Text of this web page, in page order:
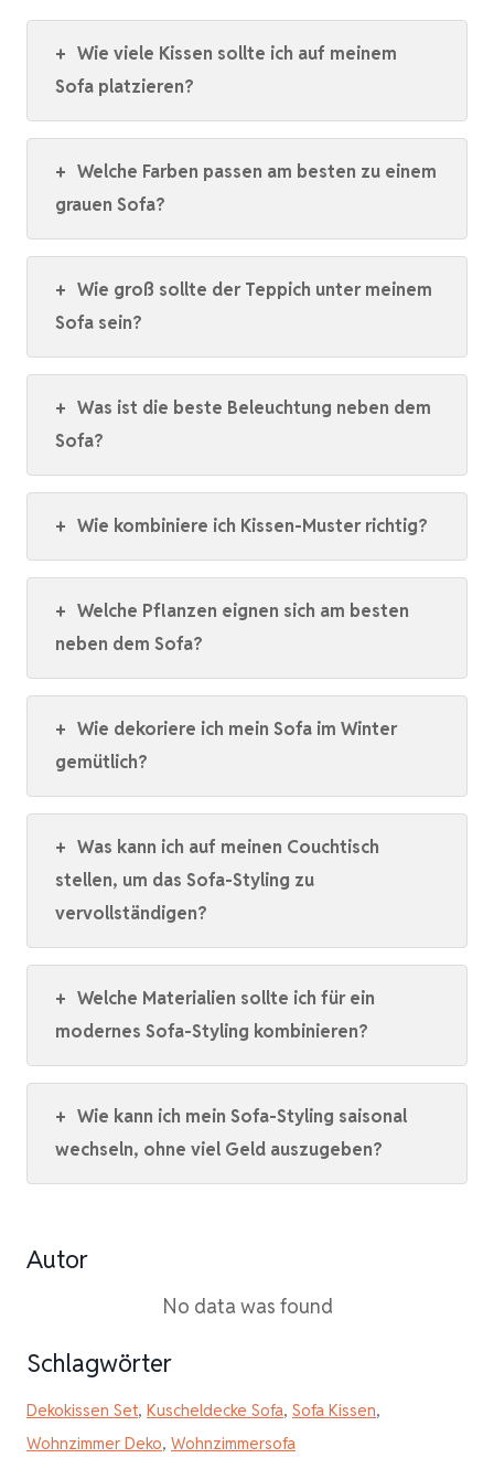
+ Wie viele Kissen sollte ich auf meinem
Sofa platzieren?
+ Welche Farben passen am besten zu einem
grauen Sofa?
+ Wie groß sollte der Teppich unter meinem
Sofa sein?
+ Was ist die beste Beleuchtung neben dem
Sofa?
+ Wie kombiniere ich Kissen-Muster richtig?
+ Welche Pflanzen eignen sich am besten
neben dem Sofa?
+ Wie dekoriere ich mein Sofa im Winter
gemütlich?
+ Was kann ich auf meinen Couchtisch
stellen, um das Sofa-Styling zu
vervollständigen?
+ Welche Materialien sollte ich für ein
modernes Sofa-Styling kombinieren?
+ Wie kann ich mein Sofa-Styling saisonal
wechseln, ohne viel Geld auszugeben?
Autor
No data was found
Schlagwörter
Dekokissen Set, Kuscheldecke Sofa, Sofa Kissen,
Wohnzimmer Deko, Wohnzimmersofa